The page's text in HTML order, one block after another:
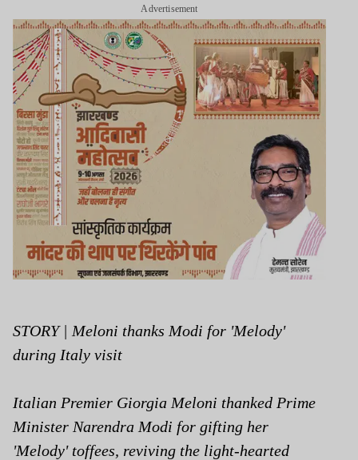
Advertisement
STORY | Meloni thanks Modi for 'Melody'
during Italy visit
Italian Premier Giorgia Meloni thanked Prime
Minister Narendra Modi for gifting her
'Melody' toffees, reviving the light-hearted